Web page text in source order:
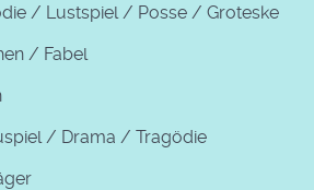
/ Lustspiel / Posse / Groteske
/ Fabel
/ Drama / Tragödie